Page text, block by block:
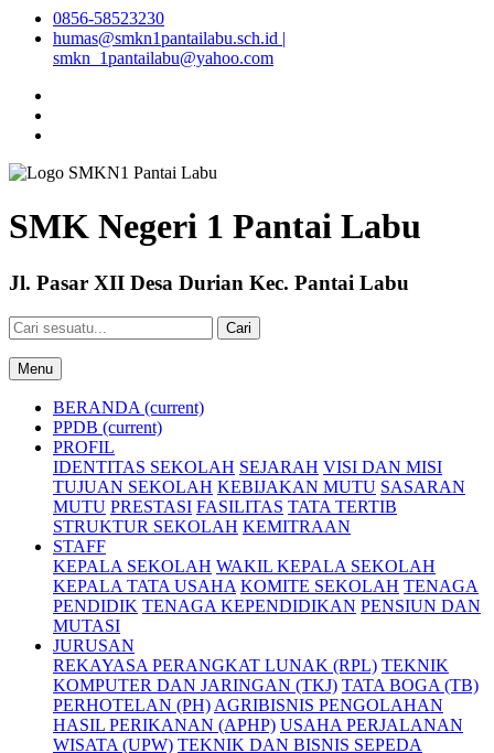
0856-58523230
humas@smkn1pantailabu.sch.id |
smkn_1pantailabu@yahoo.com
SMK Negeri 1 Pantai Labu
Jl. Pasar XII Desa Durian Kec. Pantai Labu
Cari
Menu
BERANDA (current)
PPDB (current)
PROFIL
IDENTITAS SEKOLAH SEJARAH VISI DAN MISI
TUJUAN SEKOLAH KEBIJAKAN MUTU SASARAN
MUTU PRESTASI FASILITAS TATA TERTIB
STRUKTUR SEKOLAH KEMITRAAN
STAFF
KEPALA SEKOLAH WAKIL KEPALA SEKOLAH
KEPALA TATA USAHA KOMITE SEKOLAH TENAGA
PENDIDIK TENAGA KEPENDIDIKAN PENSIUN DAN
MUTASI
JURUSAN
REKAYASA PERANGKAT LUNAK (RPL) TEKNIK
KOMPUTER DAN JARINGAN (TKJ) TATA BOGA (TB)
PERHOTELAN (PH) AGRIBISNIS PENGOLAHAN
HASIL PERIKANAN (APHP) USAHA PERJALANAN
WISATA (UPW) TEKNIK DAN BISNIS SEPEDA